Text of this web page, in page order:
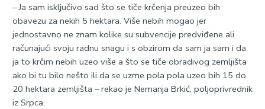
– Јa sam isključivo sad što se tiče krčenja preuzeo bih
obavezu za nekih 5 hektara. Više nebih mogao jer
jednostavno ne znam kolike su subvencije predviđene ali
računajući svoju radnu snagu i s obzirom da sam ja sam i da
ja to krčim nebih uzeo više a što se tiče obradivog zemljišta
ako bi tu bilo nešto ili da se uzme pola pola uzeo bih 15 do
20 hektara zemljišta – rekao je Nemanja Brkić, poljoprivrednik
iz Srpca.